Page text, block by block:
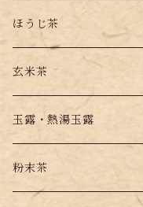
ほうじ茶
玄米茶
玉露・熱湯玉露
粉末茶